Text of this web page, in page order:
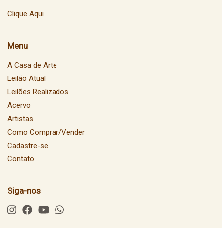
Clique Aqui
Menu
A Casa de Arte
Leilão Atual
Leilões Realizados
Acervo
Artistas
Como Comprar/Vender
Cadastre-se
Contato
Siga-nos